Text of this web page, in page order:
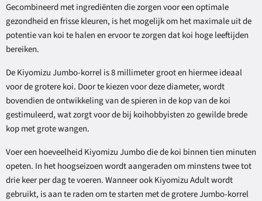
Gecombineerd met ingrediënten die zorgen voor een optimale
gezondheid en frisse kleuren, is het mogelijk om het maximale uit de
potentie van koi te halen en ervoor te zorgen dat koi hoge leeftijden
bereiken.
De Kiyomizu Jumbo-korrel is 8 millimeter groot en hiermee ideaal
voor de grotere koi. Door te kiezen voor deze diameter, wordt
bovendien de ontwikkeling van de spieren in de kop van de koi
gestimuleerd, wat zorgt voor de bij koihobbyisten zo gewilde brede
kop met grote wangen.
Voer een hoeveelheid Kiyomizu Jumbo die de koi binnen tien minuten
opeten. In het hoogseizoen wordt aangeraden om minstens twee tot
drie keer per dag te voeren. Wanneer ook Kiyomizu Adult wordt
gebruikt, is aan te raden om te starten met de grotere Jumbo-korrel